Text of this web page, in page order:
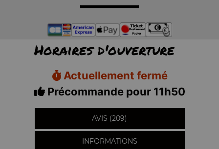
Horaires d'ouverture
Actuellement fermé
Précommande pour 11h50
AVIS (209)
INFORMATIONS